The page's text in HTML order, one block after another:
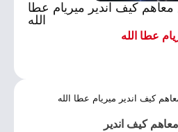
معاهم كيف اندير ميريام عطا
الله
عطا الله
كيف اندير ميريام عطا الله
كيف اندير